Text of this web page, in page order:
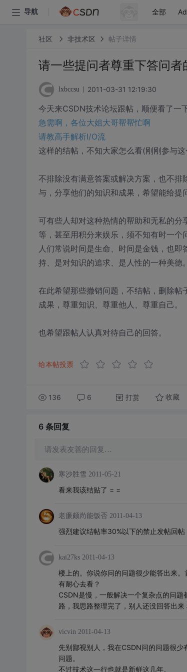
导航 全部
社区 非技术区 帖子详情
请一些提问者尊重下答问者
lxbccsu 2011-03-31 12:19:30
今天来CSDN技术论坛跟帖，顺便看了一
急需啊，各位大姐大哥帮帮忙啊
请教高手解析I/O流
这样的结帖，不知大家怎么看(刚刚参与
不排除没有满意答案或解决方案，也不
与，分享他们的知识和成果，希望能给提
可有些人却对这种热情的帮助和无私的
等，甚至用积分来娱乐，须不知有时一个
人们常说时间是生命、时间是金钱，也
持、是对知识的追求、是人性的一种美德。
在此希望那些撤销问题，不结帖，删除
成果，尊重知识、尊重他人、尊重自己。
也希望跟帖人认真对待自己的回答。
给本帖投票
136 6 打赏 收藏
6 条回复
请发表友善的回复…
寒沙胜雪 2011-05-21
看来我该结贴了 = =
老廉颇尚能饭否 2011-04-13
强烈建议结帖率30%以下的禁止发帖回帖
kai27ks 2011-04-13
楼上的。你说你问的问题很少能答出来
有耐心去看？
CSDN是慢，一般解决一个复杂点的问
路，我思路整理完了，别人还没回答出来
vicvin 2011-04-13
先别鄙视别人，我在CSDN问的问题很
问题。
不过技术这一行也就是新鲜这几年。